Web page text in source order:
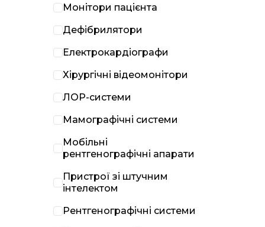
Монітори пацієнта
Дефібрилятори
Електрокардіографи
Хірургічні відеомонітори
ЛОР-системи
Мамографічні системи
Мобільні
рентгенографічні апарати
Пристрої зі штучним
інтелектом
Рентгенографічні системи